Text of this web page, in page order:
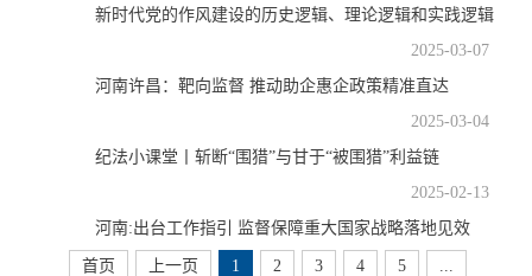
新时代党的作风建设的历史逻辑、理论逻辑和实践逻辑
2025-03-07
河南许昌：靶向监督 推动助企惠企政策精准直达
2025-03-04
纪法小课堂丨斩断“围猎”与甘于“被围猎”利益链
2025-02-13
河南:出台工作指引 监督保障重大国家战略落地见效
首页 上一页 1 2 3 4 5 ...